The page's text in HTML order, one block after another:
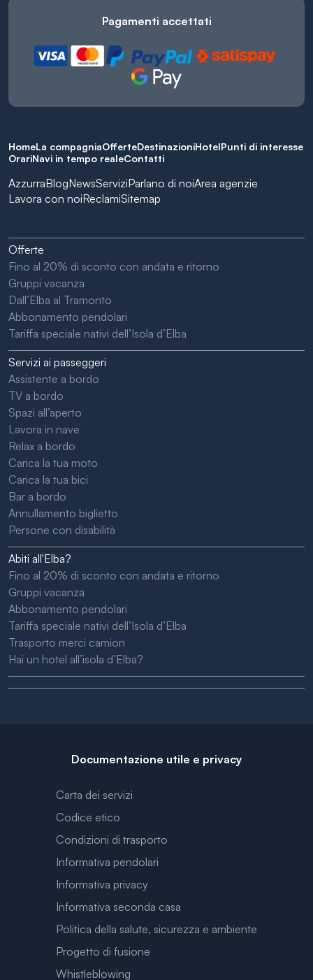
Pagamenti accettati
HomeLa compagniaOfferteDestinazioniHotelPunti di interesse
OrariNavi in tempo realeContatti
AzzurraBlogNewsServiziParlano di noiArea agenzie
Lavora con noiReclamiSitemap
Offerte
Fino al 20% di sconto con andata e ritorno
Gruppi vacanza
Dall’Elba al Tramonto
Abbonamento pendolari
Tariffa speciale nativi dell’Isola d’Elba
Servizi ai passeggeri
Assistente a bordo
TV a bordo
Spazi all’aperto
Lavora in nave
Relax a bordo
Carica la tua moto
Carica la tua bici
Bar a bordo
Annullamento biglietto
Persone con disabilità
Abiti all'Elba?
Fino al 20% di sconto con andata e ritorno
Gruppi vacanza
Abbonamento pendolari
Tariffa speciale nativi dell’Isola d’Elba
Trasporto merci camion
Hai un hotel all’isola d’Elba?
Documentazione utile e privacy
Carta dei servizi
Codice etico
Condizioni di trasporto
Informativa pendolari
Informativa privacy
Informativa seconda casa
Politica della salute, sicurezza e ambiente
Progetto di fusione
Whistleblowing